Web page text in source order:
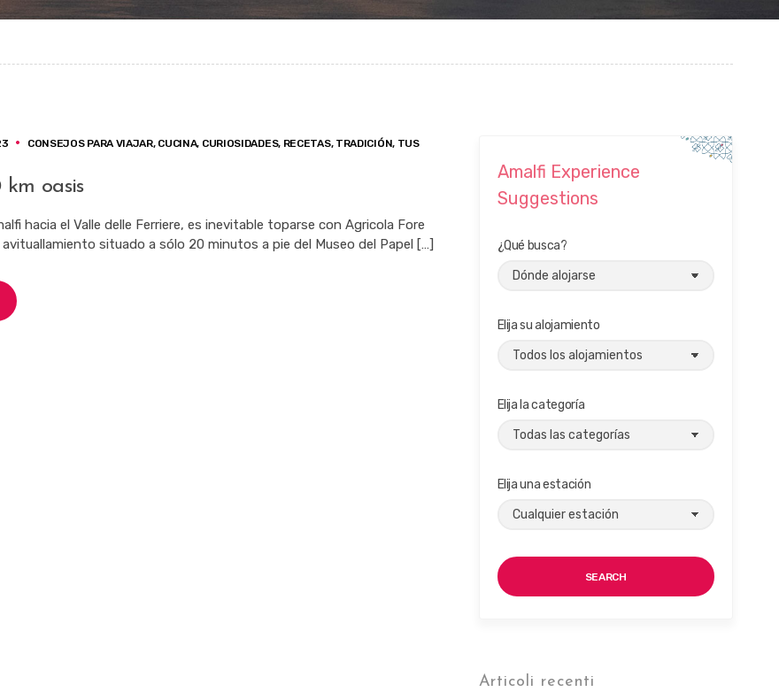
CONSEJOS PARA VIAJAR, CUCINA, CURIOSIDADES, RECETAS, TRADICIÓN, TUS
km oasis
hacia el Valle delle Ferriere, es inevitable toparse con Agricola Fore
situado a sólo 20 minutos a pie del Museo del Papel […]
Amalfi Experience
Suggestions
¿Qué busca?
Elija su alojamiento
Elija la categoría
Elija una estación
SEARCH
Articoli recenti